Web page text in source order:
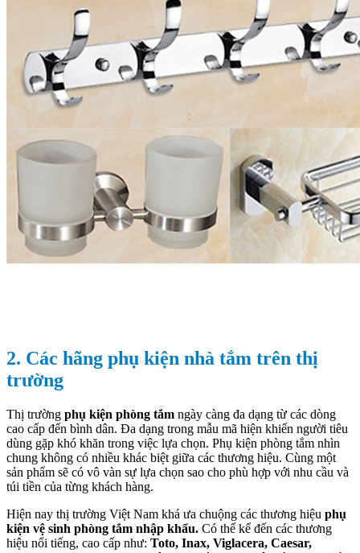
2. Các hãng phụ kiện nhà tắm trên thị
trường
Thị trường phụ kiện phòng tắm ngày càng đa dạng từ các dòng
cao cấp đến bình dân. Đa dạng trong mẫu mã hiện khiến người tiêu
dùng gặp khó khăn trong việc lựa chọn. Phụ kiện phòng tắm nhìn
chung không có nhiều khác biệt giữa các thương hiệu. Cùng một
sản phẩm sẽ có vô vàn sự lựa chọn sao cho phù hợp với nhu cầu và
túi tiền của từng khách hàng.
Hiện nay thị trường Việt Nam khá ưa chuộng các thương hiệu phụ
kiện vệ sinh phòng tắm nhập khẩu. Có thể kể đến các thương
hiệu nổi tiếng, cao cấp như: Toto, Inax, Viglacera, Caesar,